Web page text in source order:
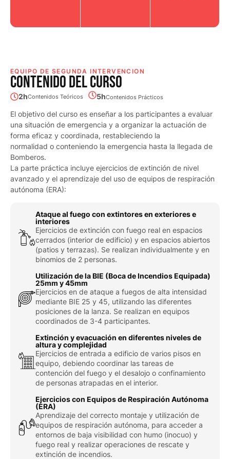
EQUIPO DE SEGUNDA INTERVENCION
CONTENIDO DEL CURSO
2hContenidos Teóricos 5hContenidos Prácticos
El objetivo del curso es enseñar a los participantes a evaluar
una situación de emergencia y a organizar la actuación de
forma eficaz y coordinada, restableciendo la
normalidad o conteniendo la emergencia hasta la llegada de
Bomberos.
La parte práctica incluye ejercicios de extinción de nivel
avanzado y el aprendizaje del uso de equipos de respiración
autónoma (ERA):
Ataque al fuego con extintores en exteriores e
interiores
Ejercicios de extinción con fuego real en espacios
cerrados (interior de edificio) y en espacios abiertos
(patios y terrazas). Se realizan individualmente y en
binomios de 2 personas.
Utilización de la BIE (Boca de Incendios Equipada)
25mm y 45mm
Ejercicios en de ataque a fuegos de alta intensidad
mediante BIE 25 y 45, utilizando las diferentes
posiciones de la lanza. Se realizan en equipos
coordinados de 3-4 participantes.
Extinción y evacuación en diferentes niveles de
altura y complejidad
Ejercicios de entrada a edificio de varios pisos en
equipo, debiendo coordinar las tareas de
contención del fuego y el desalojo o confinamiento
de personas atrapadas en el interior.
Ejercicios con Equipos de Respiración Autónoma
(ERA)
Aprendizaje del correcto montaje y utilización de
equipos de respiración autónoma, para acceder a
entornos de baja visibilidad con humo (inocuo) y
fuego real y realizar operaciones de rescate y
extinción de incendios.